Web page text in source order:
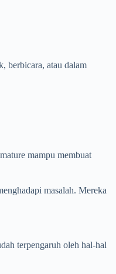
berbicara, atau dalam
mampu membuat
masalah. Mereka
terpengaruh oleh hal-hal